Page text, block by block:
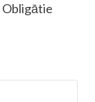
Obligātie